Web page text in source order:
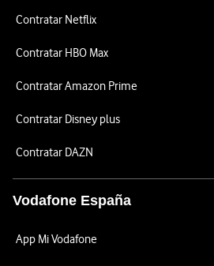
Contratar Netflix
Contratar HBO Max
Contratar Amazon Prime
Contratar Disney plus
Contratar DAZN
Vodafone España
App Mi Vodafone